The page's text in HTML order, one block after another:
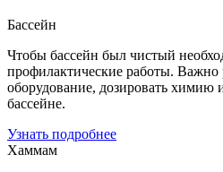
Бассейн
Чтобы бассейн был чистый
профилактические работы. Важно
оборудование, дозировать химию
бассейне.
Узнать подробнее
Хаммам